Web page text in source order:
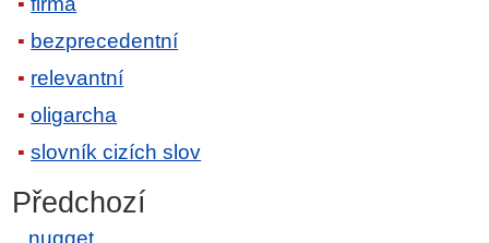
bezprecedentní
relevantní
oligarcha
slovník cizích slov
Předchozí